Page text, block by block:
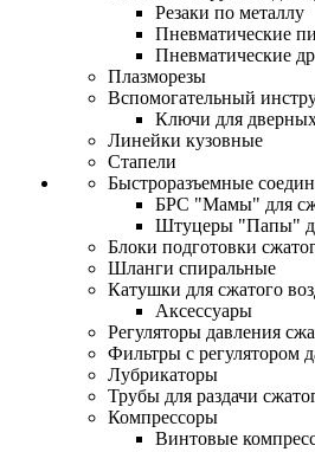
Резаки по металлу
Пневматические
Пневматические
Плазморезы
Вспомогательный
Ключи для
Линейки кузовные
Стапели
Быстроразъемные
БРС "Мамы" для
Штуцеры "Папы"
Блоки подготовки
Шланги спиральные
Катушки для сжатого
Аксессуары
Регуляторы давления
Фильтры с регулятором
Лубрикаторы
Трубы для раздачи
Компрессоры
Винтовые